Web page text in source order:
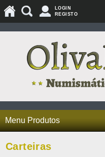
LOGIN
REGISTO
Menu Produtos
Carteiras